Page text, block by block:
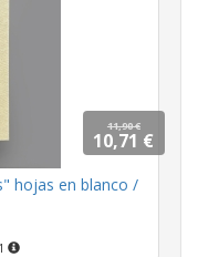
11,90 €
10,71 €
hojas en blanco /